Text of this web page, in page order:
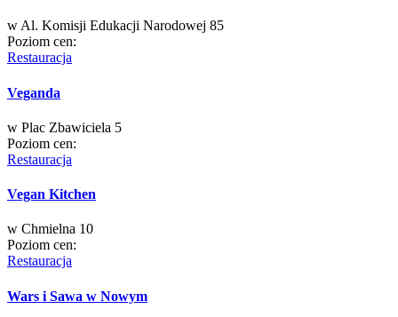
wAl. Komisji Edukacji Narodowej 85
Poziom cen:
Restauracja
Veganda
w Plac Zbawiciela 5
Poziom cen:
Restauracja
Vegan Kitchen
w Chmielna 10
Poziom cen:
Restauracja
Wars i Sawa w Nowym